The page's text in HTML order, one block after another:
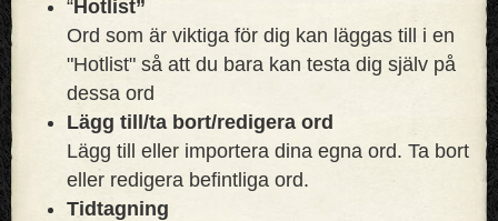
“Hotlist”
Ord som är viktiga för dig kan läggas till i en
"Hotlist" så att du bara kan testa dig själv på
dessa ord
Lägg till/ta bort/redigera ord
Lägg till eller importera dina egna ord. Ta bort
eller redigera befintliga ord.
Tidtagning